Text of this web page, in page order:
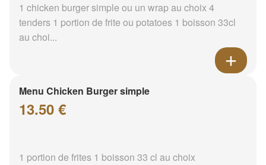
1 chicken burger simple ou un wrap au choix 4
tenders 1 portion de frite ou potatoes 1 boisson 33cl
au choi...
Menu Chicken Burger simple
13.50 €
1 portion de frites 1 boisson 33 cl au choix